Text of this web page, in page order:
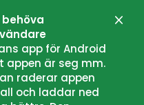
app för Android
är seg mm.
raderar appen
och laddar ned